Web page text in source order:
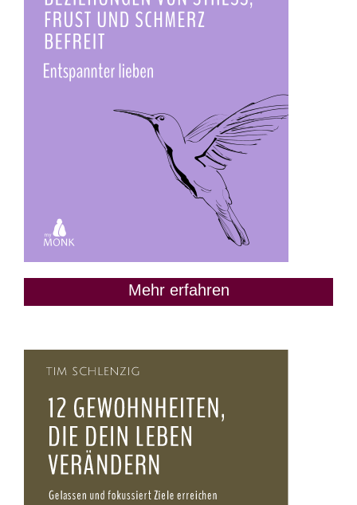
Mehr erfahren